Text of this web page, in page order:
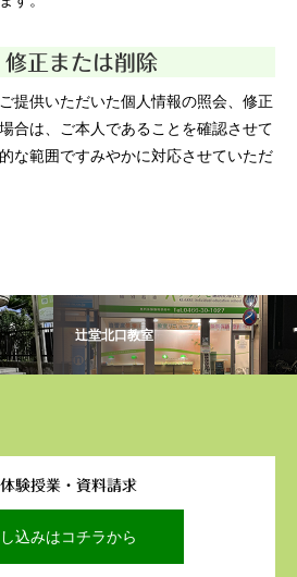
正または削除
提供いただいた個人情報の照会、修正
合は、ご本人であることを確認させて
な範囲ですみやかに対応させていただ
辻堂北口教室
験授業・資料請求
込みはコチラから